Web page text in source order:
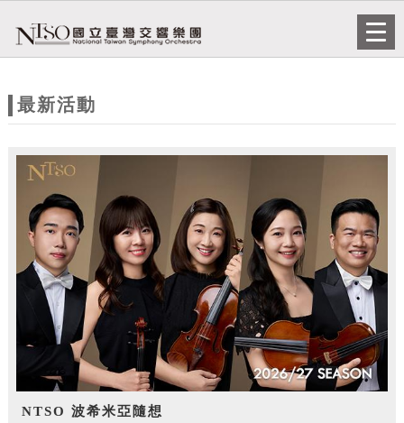
站
題
最新活動
NTSO 波希米亞隨想